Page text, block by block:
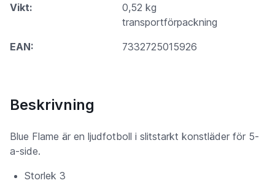
Vikt:
0,52 kg
transportförpackning
EAN:
7332725015926
Beskrivning
Blue Flame är en ljudfotboll i slitstarkt konstläder för 5-
a-side.
Storlek 3